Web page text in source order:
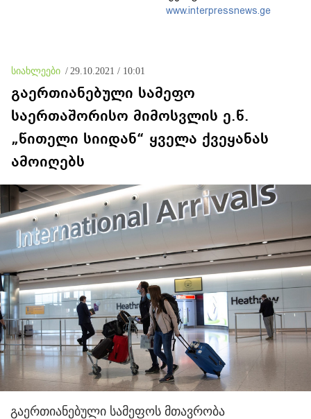
წლისთავთან
დაკავშირებით ერთობლივ
www.interpressnews.ge
სიახლეები / 29.10.2021 / 10:01
გაერთიანებული სამეფო
საერთაშორისო მიმოსვლის ე.წ.
„წითელი სიიდან“ ყველა ქვეყანას
ამოიღებს
გაერთიანებული სამეფოს მთავრობა